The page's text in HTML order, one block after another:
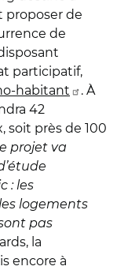
proposer de
de
participatif,
habitant
. À
42
soit près de 100
projet va
: les
logements
pas
la
encore à